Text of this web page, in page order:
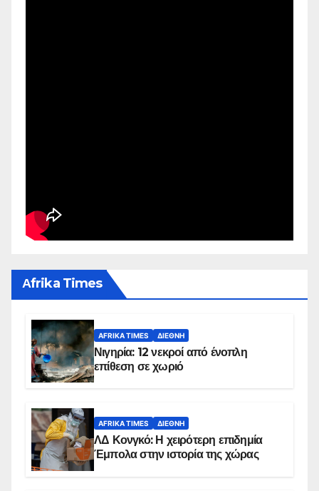
Αfrika Times
AFRIKA TIMES ΔΙΕΘΝΉ
Νιγηρία: 12 νεκροί από ένοπλη
επίθεση σε χωριό
AFRIKA TIMES ΔΙΕΘΝΉ
ΛΔ Κονγκό: Η χειρότερη επιδημία
Έμπολα στην ιστορία της χώρας